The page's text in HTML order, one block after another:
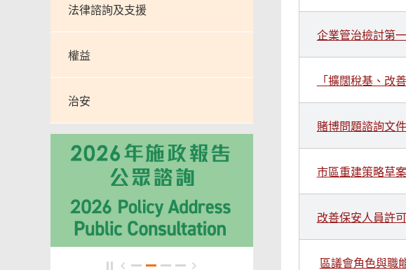
法律諮詢及支援
權益
治安
企業管治檢討第
「擴闊稅基、改
賭博問題諮詢文件
市區重建策略草
改善保安人員許
區議會角色與職